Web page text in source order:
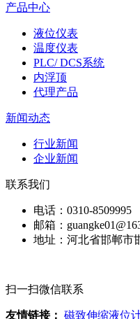
产品中心
液位仪表
温度仪表
PLC/ DCS系统
内浮顶
代理产品
新闻动态
行业新闻
企业新闻
联系我们
电话：0310-8509995
邮箱：
地址：河北省邯郸市
扫一扫微信联系
友情链接： 磁致伸缩液位